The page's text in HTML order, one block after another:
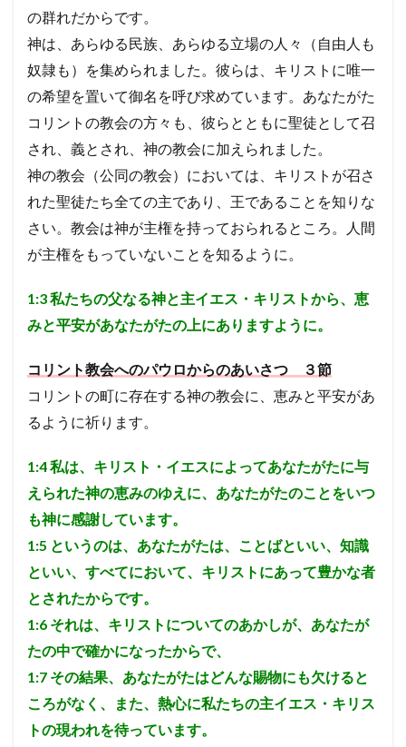
致を
願
う
－１
７節
4
は、
聞く
人が
「お
か」
と思
こと
ばを
伝道
語ら
せ、
人が
それ
を信
われ
うに
した
5
は、
この
世の
愚か
な者
を選
んで
れ
た。
それ
の群れだからです。
神は、あらゆる民族、あらゆる立場の人々（自由人も
奴隷も）を集められました。彼らは、キリストに唯一
の希望を置いて御名を呼び求めています。あなたがた
コリントの教会の方々も、彼らとともに聖徒として召
され、義とされ、神の教会に加えられました。
神の教会（公同の教会）においては、キリストが召さ
れた聖徒たち全ての主であり、王であることを知りな
さい。教会は神が主権を持っておられるところ。人間
が主権をもっていないことを知るように。
1:3私たちの父なる神と主イエス・キリストから、恵
みと平安があなたがたの上にありますように。
コリント教会へのパウロからのあいさつ ３節
コリントの町に存在する神の教会に、恵みと平安があ
るように祈ります。
1:4私は、キリスト・イエスによってあなたがたに与
えられた神の恵みのゆえに、あなたがたのことをいつ
も神に感謝しています。
1:5 というのは、あなたがたは、ことばといい、知識
といい、すべてにおいて、キリストにあって豊かな者
とされたからです。
1:6 それは、キリストについてのあかしが、あなたが
たの中で確かになったからで、
1:7 その結果、あなたがたはどんな賜物にも欠けると
ころがなく、また、熱心に私たちの主イエス・キリス
トの現われを待っています。
エジプト
誕生
最後の晩餐
計画 殉教
第３回伝道旅行
かぶり物
テモテ アラム
ツァラアト
アハズ
知恵の木の実 奴隷 アビヤ
天国
悔いた心
過ぎ越し 礼拝
パウロ
エルサレム
聖餐 励ます 罪
神
聖書
摂理 権威 偶像礼拝
知る
祈り
預言 レハブアム ヤロブアム
破滅
ダビデ
ソロモン サウル一族
アドニヤ
シェバの女王
神殿 知恵 契約
遺言
人口調査